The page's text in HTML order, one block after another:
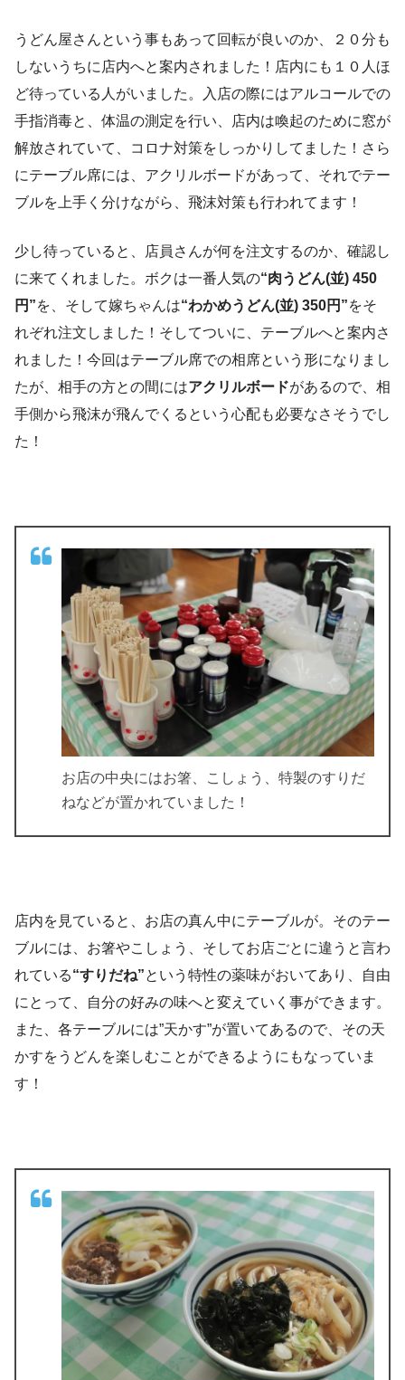
うどん屋さんという事もあって回転が良いのか、２０分も
しないうちに店内へと案内されました！店内にも１０人ほ
ど待っている人がいました。入店の際にはアルコールでの
手指消毒と、体温の測定を行い、店内は喚起のために窓が
解放されていて、コロナ対策をしっかりしてました！さら
にテーブル席には、アクリルボードがあって、それでテー
ブルを上手く分けながら、飛沫対策も行われてます！
少し待っていると、店員さんが何を注文するのか、確認し
に来てくれました。ボクは一番人気の“肉うどん(並) 450
円”を、そして嫁ちゃんは“わかめうどん(並) 350円”をそ
れぞれ注文しました！そしてついに、テーブルへと案内さ
れました！今回はテーブル席での相席という形になりまし
たが、相手の方との間にはアクリルボードがあるので、相
手側から飛沫が飛んでくるという心配も必要なさそうでし
た！
お店の中央にはお箸、こしょう、特製のすりだ
ねなどが置かれていました！
店内を見ていると、お店の真ん中にテーブルが。そのテー
ブルには、お箸やこしょう、そしてお店ごとに違うと言わ
れている“すりだね”という特性の薬味がおいてあり、自由
にとって、自分の好みの味へと変えていく事ができます。
また、各テーブルには”天かす”が置いてあるので、その天
かすをうどんを楽しむことができるようにもなっていま
す！